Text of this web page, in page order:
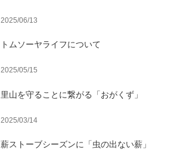
2025/06/13
トムソーヤライフについて
2025/05/15
里山を守ることに繋がる「おがくず」
2025/03/14
薪ストーブシーズンに「虫の出ない薪」